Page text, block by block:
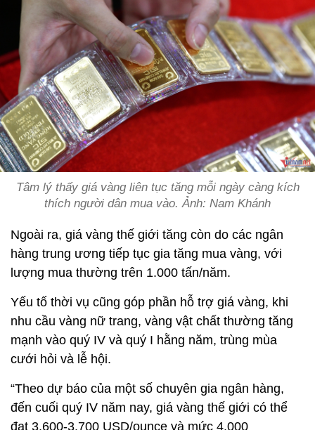
Tâm lý thấy giá vàng liên tục tăng mỗi ngày càng kích
thích người dân mua vào. Ảnh: Nam Khánh
Ngoài ra, giá vàng thế giới tăng còn do các ngân
hàng trung ương tiếp tục gia tăng mua vàng, với
lượng mua thường trên 1.000 tấn/năm.
Yếu tố thời vụ cũng góp phần hỗ trợ giá vàng, khi
nhu cầu vàng nữ trang, vàng vật chất thường tăng
mạnh vào quý IV và quý I hằng năm, trùng mùa
cưới hỏi và lễ hội.
“Theo dự báo của một số chuyên gia ngân hàng,
đến cuối quý IV năm nay, giá vàng thế giới có thể
đạt 3.600-3.700 USD/ounce và mức 4.000